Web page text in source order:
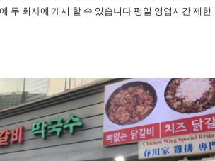
두 회사에 게시 할 수 있습니다 평일 영업시간 제한